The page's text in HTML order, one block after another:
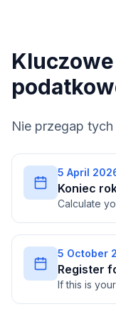
Nie przegap
5 April
Koniec
Calculate
5 October
Register
If this is